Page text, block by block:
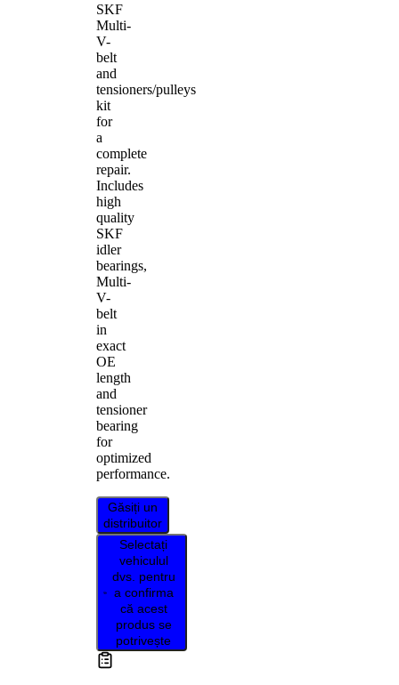
SKF
Multi-
V-
belt
and
tensioners/pulleys
kit
for
a
complete
repair.
Includes
high
quality
SKF
idler
bearings,
Multi-
V-
belt
in
exact
OE
length
and
tensioner
bearing
for
optimized
performance.
Găsiți un
distribuitor
Selectați
vehiculul
dvs. pentru
a confirma
că acest
produs se
potrivește